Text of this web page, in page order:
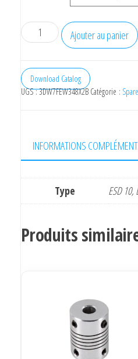
Ajouter au panier
Download Catalog
UGS :3DW7FEW348X2B Catégorie :
INFORMATIONS
Type ESD 10,
Produits